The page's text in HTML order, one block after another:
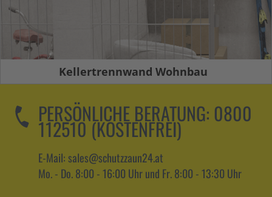
Kellertrennwand Wohnbau
PERSÖNLICHE BERATUNG: 0800
112510 (KOSTENFREI)
E-Mail: sales@schutzzaun24.at
Mo. - Do. 8:00 - 16:00 Uhr und Fr. 8:00 - 13:30 Uhr